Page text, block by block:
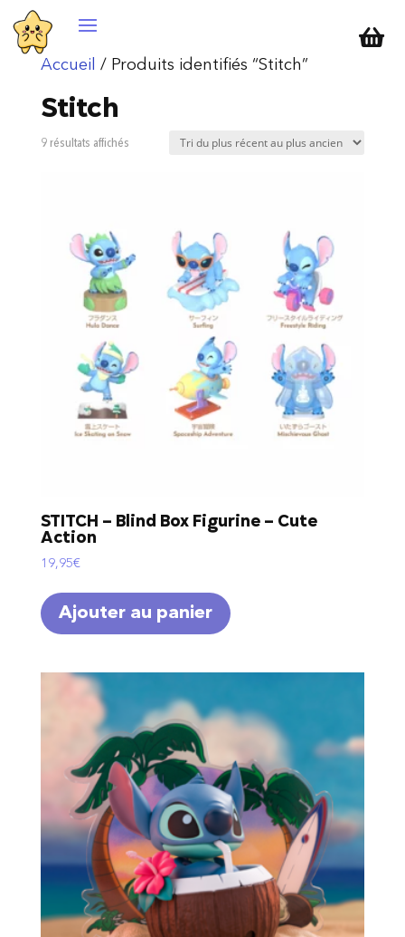

Accueil / Produits identifiés “Stitch”
Stitch
9 résultats affichésTrié
plus
STITCH – Blind Box Figurine – Cute
Action
19,95€
Ajouter au panier